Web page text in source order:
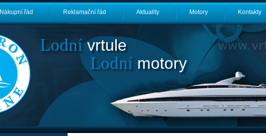
Nákupní řád Reklamační řád Aktuality Motory Kontakty
Lodnívrtule
Lodnímotory